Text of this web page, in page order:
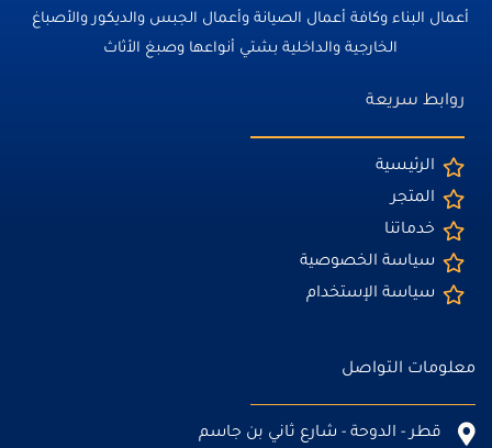
أعمال البناء وكافة أعمال الصيانة وأعمال الجبس والديكور والأصباغ
الخارجية والداخلية بشتي أنواعها وصبغ الأثاث
روابط سريعة
الرئيسية
المتجر
خدماتنا
سياسة الخصوصية
سياسة الإستخدام
معلومات التواصل
قطر - الدوحة - شارع ثاني بن جاسم